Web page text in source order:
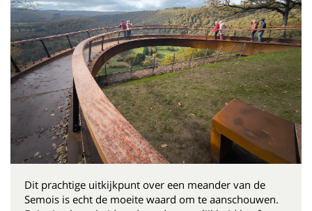
Dit prachtige uitkijkpunt over een meander van de
Semois is echt de moeite waard om te aanschouwen.